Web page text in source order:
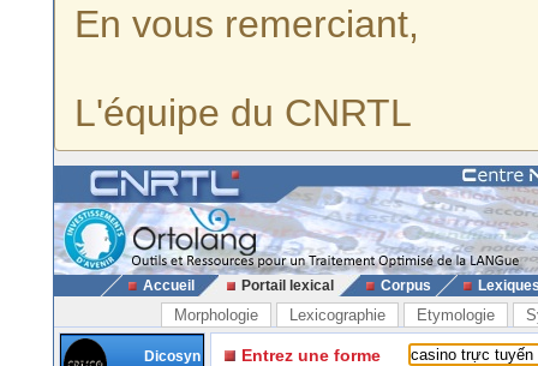
En vous remerciant,
L'équipe du CNRTL
Accueil Portail lexical Corpus
Morphologie Lexicographie Etymologie
Dicosyn
Entrez une forme